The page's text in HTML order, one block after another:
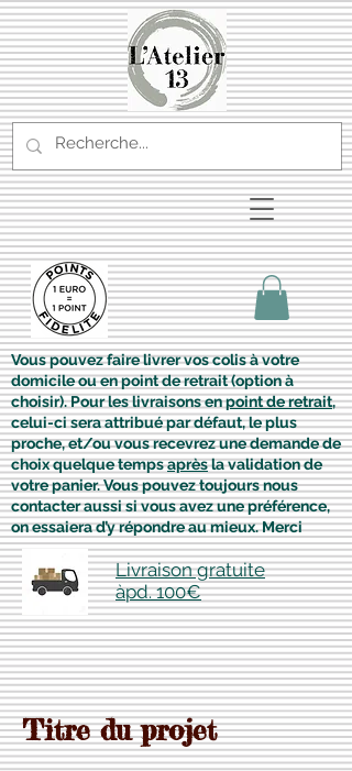
Vous pouvez faire livrer vos colis à votre
domicile ou en point de retrait (option à
choisir). Pour les livraisons enpoint de retrait,
celui-ci sera attribué par défaut, le plus
proche, et/ou vous recevrez une demande de
choix quelque tempsaprèsla validation de
votre panier. Vous pouvez toujours nous
contacter aussi si vous avez une préférence,
on essaiera d’y répondre au mieux. Merci
Livraison gratuite
àpd. 100€
Titre du projet